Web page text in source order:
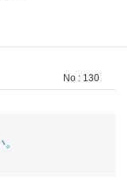
No : 130